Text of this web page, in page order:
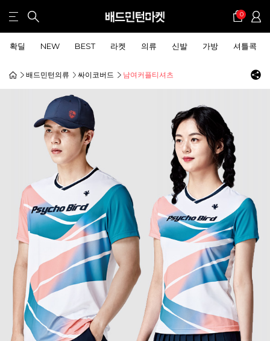
0
확딜 NEW BEST 라켓 의류 신발 가방 셔틀콕
배드민턴의류 싸이코버드 남여커플티셔츠